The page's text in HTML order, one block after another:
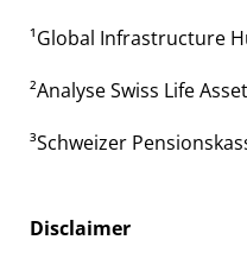
¹Global Infrastructure
²Analyse Swiss Life
³Schweizer
Disclaimer